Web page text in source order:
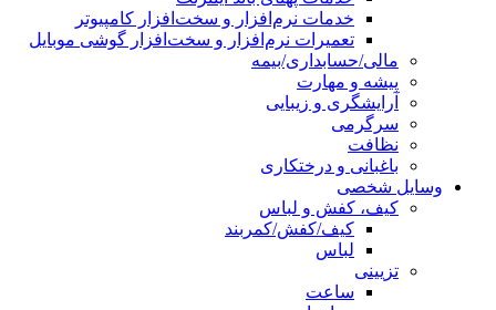
خدمات نرم‌افزار و سخت‌افزار کامپیوتر
تعمیرات نرم‌افزار و سخت‌افزار گوشی موبایل
مالی/حسابداری/بیمه
پیشه و مهارت
آرایشگری و زیبایی
سرگرمی
نظافت
باغبانی و درختکاری
وسایل شخصی
کیف، کفش و لباس
کیف/کفش/کمربند
لباس
تزیینی
ساعت